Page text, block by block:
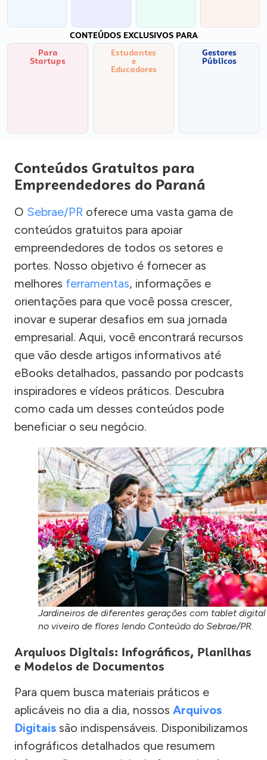
CONTEÚDOS EXCLUSIVOS PARA
Para
Startups
Estudantes
e
Educadores
Gestores
Públicos
Conteúdos Gratuitos para
Empreendedores do Paraná
O Sebrae/PR oferece uma vasta gama de
conteúdos gratuitos para apoiar
empreendedores de todos os setores e
portes. Nosso objetivo é fornecer as
melhores ferramentas, informações e
orientações para que você possa crescer,
inovar e superar desafios em sua jornada
empresarial. Aqui, você encontrará recursos
que vão desde artigos informativos até
eBooks detalhados, passando por podcasts
inspiradores e vídeos práticos. Descubra
como cada um desses conteúdos pode
beneficiar o seu negócio.
Jardineiros de diferentes gerações com tablet digital
no viveiro de flores lendo Conteúdo do Sebrae/PR.
Arquivos Digitais: Infográficos, Planilhas
e Modelos de Documentos
Para quem busca materiais práticos e
aplicáveis no dia a dia, nossos Arquivos
Digitais são indispensáveis. Disponibilizamos
infográficos detalhados que resumem